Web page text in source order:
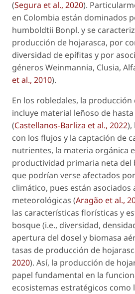
(Segura et al., 2020).
en Colombia están dominados
humboldtii Bonpl. y se
producción de hojarasca, por
diversidad de epífitas y por
géneros Weinmannia, Clusia,
et al., 2010).
En los robledales, la
incluye material leñoso de
(Castellanos-Barliza et al., 2022),
con los flujos y la captación de
nutrientes, la materia orgánica
productividad primaria neta del
que podrían verse afectados
climático, pues están asociados
meteorológicas (Aragão et al.,
las características florísticas y
bosque (i.e., diversidad,
apertura del dosel y biomasa
tasas de producción de
2020). Así, la producción de
papel fundamental en la
ecosistemas estratégicos como